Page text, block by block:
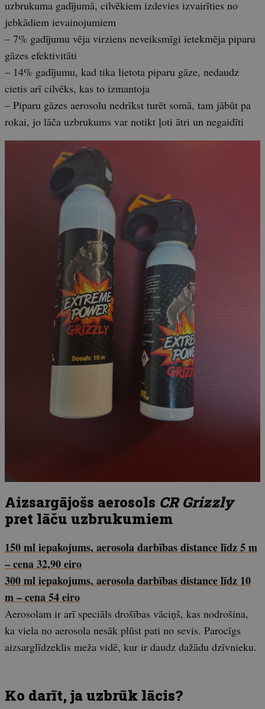
uzbrukuma gadījumā, cilvēkiem izdevies izvairīties no
jebkādiem ievainojumiem
– 7% gadījumu vēja virziens neveiksmīgi ietekmēja piparu
gāzes efektivitāti
– 14% gadījumu, kad tika lietota piparu gāze, nedaudz
cietis arī cilvēks, kas to izmantoja
– Piparu gāzes aerosolu nedrīkst turēt somā, tam jābūt pa
rokai, jo lāča uzbrukums var notikt ļoti ātri un negaidīti
Aizsargājošs aerosols CR Grizzly
pret lāču uzbrukumiem
150 ml iepakojums, aerosola darbības distance līdz 5 m
– cena 32,90 eiro
300 ml iepakojums, aerosola darbības distance līdz 10
m – cena 54 eiro
Aerosolam ir arī speciāls drošības vāciņš, kas nodrošina,
ka viela no aerosola nesāk plūst pati no sevis. Parocīgs
aizsarglīdzeklis meža vidē, kur ir daudz dažādu dzīvnieku.
Ko darīt, ja uzbrūk lācis?